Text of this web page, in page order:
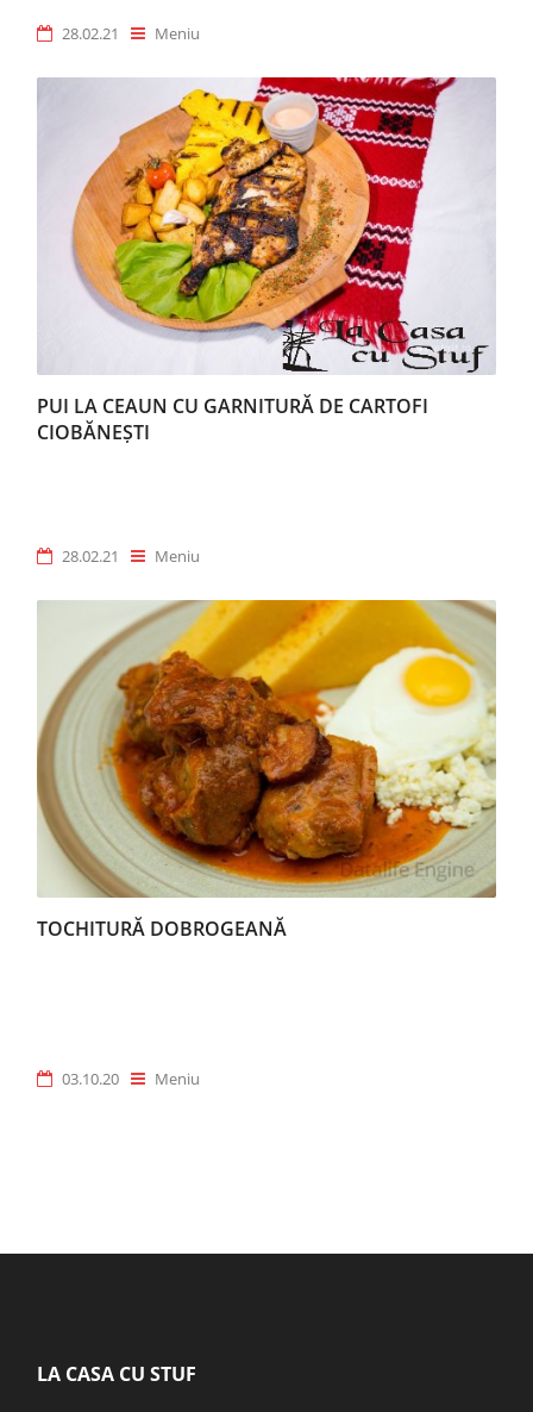
28.02.21 Meniu
PUI LA CEAUN CU GARNITURĂ DE CARTOFI
CIOBĂNEȘTI
28.02.21 Meniu
TOCHITURĂ DOBROGEANĂ
03.10.20 Meniu
LA CASA CU STUF